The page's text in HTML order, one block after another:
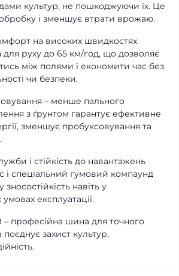
культур, не пошкоджуючи їх. Це
і зменшує втрати врожаю.
на високих швидкостях
руху до 65 км/год, що дозволяє
між полями і економити час без
чи безпеки.
– менше пального
з ґрунтом гарантує ефективне
зменшує пробуксовування та
і стійкість до навантажень
і спеціальний гумовий компаунд
навіть у
експлуатації.
– професійна шина для точного
захист культур,